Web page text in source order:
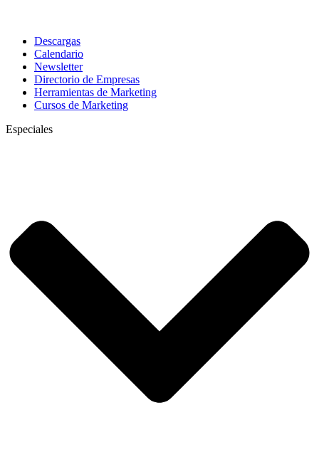
Descargas
Calendario
Newsletter
Directorio de Empresas
Herramientas de Marketing
Cursos de Marketing
Especiales